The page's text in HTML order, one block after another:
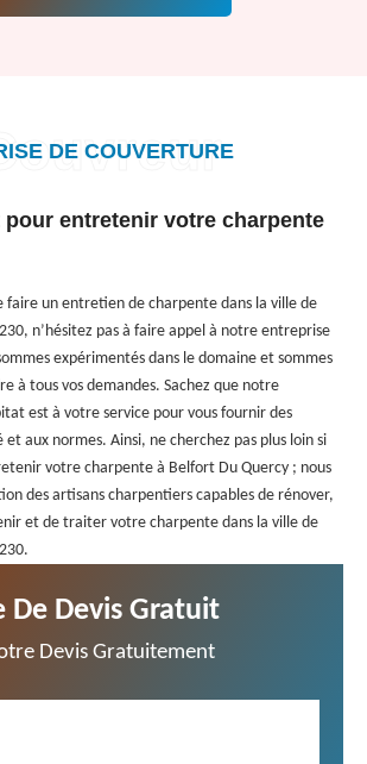
DE COUVERTURE
pour entretenir votre charpente
faire un entretien de charpente dans la ville de
n’hésitez pas à faire appel à notre entreprise
expérimentés dans le domaine et sommes
à tous vos demandes. Sachez que notre
est à votre service pour vous fournir des
aux normes. Ainsi, ne cherchez pas plus loin si
votre charpente à Belfort Du Quercy ; nous
des artisans charpentiers capables de rénover,
et de traiter votre charpente dans la ville de
De Devis Gratuit
Devis Gratuitement